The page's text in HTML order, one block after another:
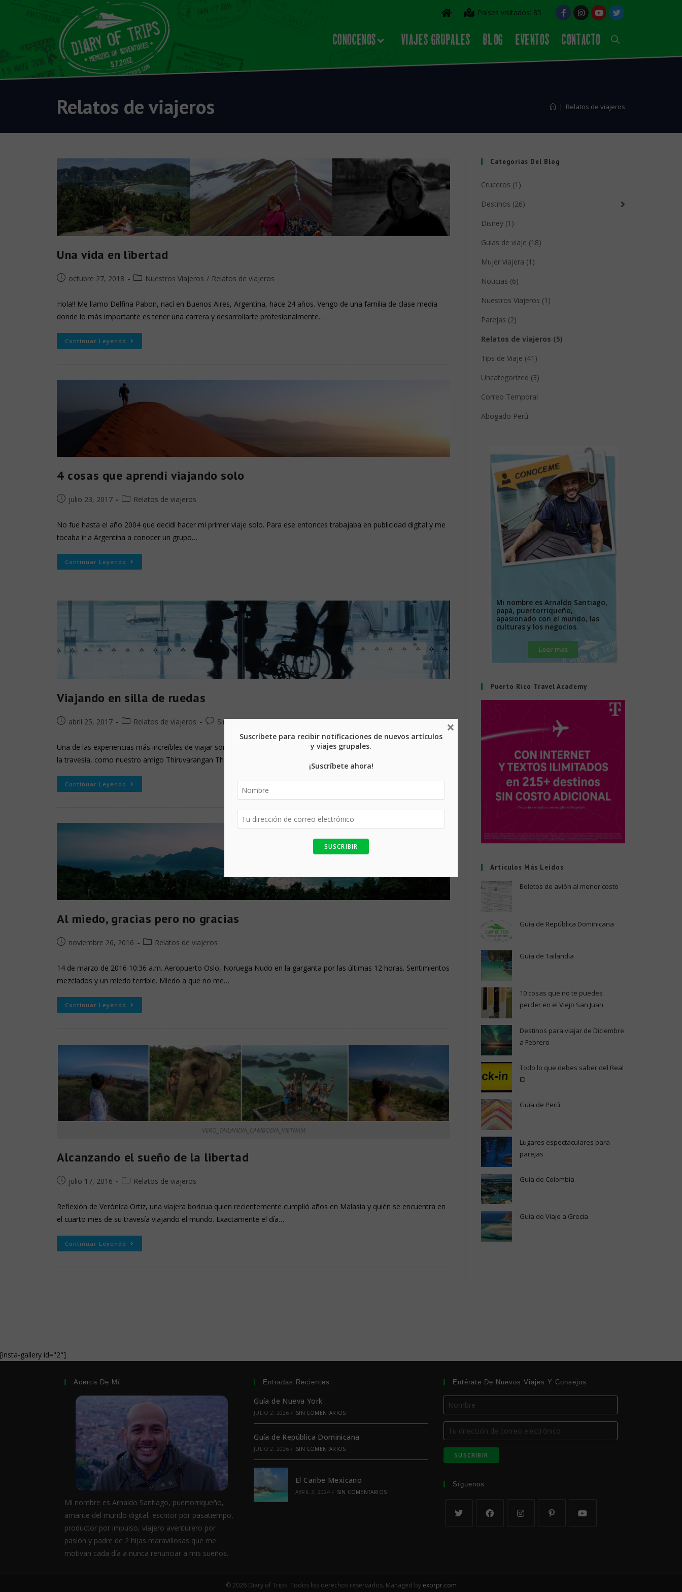
Países visitados: 85
CONOCENOS VIAJES GRUPALES BLOG EVENTOS CONTACTO
Relatos de viajeros | Relatos de viajeros
Una vida en libertad
octubre 27, 2018 Nuestros Viajeros / Relatos de viajeros
Hola!! Me llamo Delfina Pabon, nací en Buenos Aires, Argentina, hace 24 años. Vengo de una familia de clase media
donde lo más importante es tener una carrera y desarrollarte profesionalmente.…
Continuar Leyendo
4 cosas que aprendí viajando solo
julio 23, 2017 Relatos de viajeros
No fue hasta el año 2004 que decidí hacer mi primer viaje solo. Para ese entonces trabajaba en publicidad digital y me
tocaba ir a Argentina a conocer un grupo…
Continuar Leyendo
Viajando en silla de ruedas
abril 25, 2017 Relatos de viajeros Sin comentarios
Una de las experiencias más increíbles de viajar son las lecturas de vida que te dan las personas que conoces durante
la travesía, como nuestro amigo Thiruvarangan Thirunimalan. Este chico…
Continuar Leyendo
Al miedo, gracias pero no gracias
noviembre 26, 2016 Relatos de viajeros
14 de marzo de 2016 10:36 a.m. Aeropuerto Oslo, Noruega Nudo en la garganta por las últimas 12 horas. Sentimientos
mezclados y un miedo terrible. Miedo a que no me…
Continuar Leyendo
VERO_TAILANDIA_CAMBODIA_VIETNAM
Alcanzando el sueño de la libertad
julio 17, 2016 Relatos de viajeros
Reflexión de Verónica Ortiz, una viajera boricua quien recientemente cumplió años en Malasia y quién se encuentra en
el cuarto mes de su travesía viajando el mundo. Exactamente el día…
Continuar Leyendo
Categorías Del Blog
Cruceros (1)
Destinos (26)
Disney (1)
Guias de viaje (18)
Mujer viajera (1)
Noticias (6)
Nuestros Viajeros (1)
Parejas (2)
Relatos de viajeros (5)
Tips de Viaje (41)
Uncategorized (3)
Correo Temporal
Abogado Perú
Mi nombre es Arnaldo Santiago,
papá, puertorriqueño,
apasionado con el mundo, las
culturas y los negocios.
Leer más
Puerto Rico Travel Academy
Artículos Más Leídos
Boletos de avión al menor costo
Guía de República Dominicana
Guía de Tailandia
10 cosas que no te puedes
perder en el Viejo San Juan
Destinos para viajar de Diciembre
a Febrero
Todo lo que debes saber del Real
ID
Guía de Perú
Lugares espectaculares para
parejas
Guia de Colombia
Guia de Viaje a Grecia
[insta-gallery id="2"]
Acerca De Mí
Mi nombre es Arnaldo Santiago, puertorriqueño,
amante del mundo digital, escritor por pasatiempo,
productor por impulso, viajero aventurero por
pasión y padre de 2 hijas maravillosas que me
motivan cada día a nunca renunciar a mis sueños.
Entradas Recientes
Guía de Nueva York
JULIO 2, 2026 / SIN COMENTARIOS
Guía de República Dominicana
JULIO 2, 2026 / SIN COMENTARIOS
El Caribe Mexicano
ABRIL 2, 2024 / SIN COMENTARIOS
Entérate De Nuevos Viajes Y Consejos
Síguenos
© 2026 Diary of Trips. Todos los derechos reservados. Managed by exorpr.com
Suscríbete para recibir notificaciones de nuevos artículos
y viajes grupales.
¡Suscríbete ahora!
×